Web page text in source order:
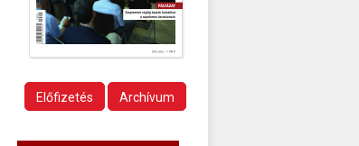
Előfizetés Archívum